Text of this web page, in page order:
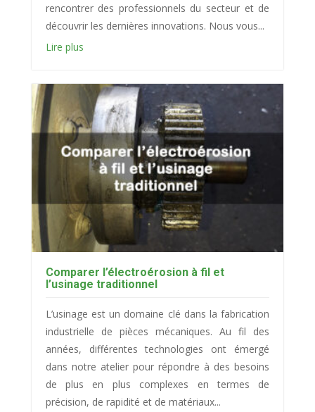
rencontrer des professionnels du secteur et de
découvrir les dernières innovations. Nous vous...
Lire plus
Comparer l’électroérosion à fil et
l’usinage traditionnel
L’usinage est un domaine clé dans la fabrication
industrielle de pièces mécaniques. Au fil des
années, différentes technologies ont émergé
dans notre atelier pour répondre à des besoins
de plus en plus complexes en termes de
précision, de rapidité et de matériaux...